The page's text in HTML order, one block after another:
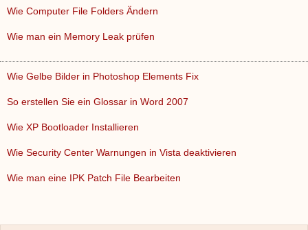
Wie Computer File Folders Ändern
Wie man ein Memory Leak prüfen
Wie Gelbe Bilder in Photoshop Elements Fix
So erstellen Sie ein Glossar in Word 2007
Wie XP Bootloader Installieren
Wie Security Center Warnungen in Vista deaktivieren
Wie man eine IPK Patch File Bearbeiten